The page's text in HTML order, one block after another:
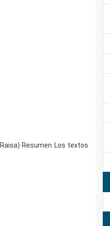
Resumen Los textos